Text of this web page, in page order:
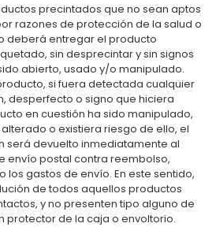
precintados que no sean aptos
razones de protección de la salud o
deberá entregar el producto
sin desprecintar y sin signos
abierto, usado y/o manipulado.
si fuera detectada cualquier
desperfecto o signo que hiciera
en cuestión ha sido manipulado,
o existiera riesgo de ello, el
será devuelto inmediatamente al
envío postal contra reembolso,
los gastos de envío. En este sentido,
de todos aquellos productos
y no presenten tipo alguno de
protector de la caja o envoltorio.